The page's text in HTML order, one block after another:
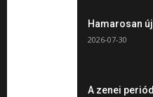
Hamarosan
2026-07-30
A zenei